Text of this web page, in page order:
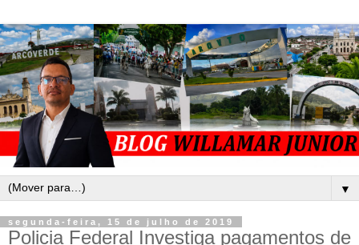
▼
segunda-feira, 15 de julho de 2019
Policia Federal Investiga pagamentos de